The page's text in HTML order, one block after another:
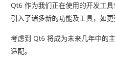
Qt6 作为我们正在使用的开发工
引入了诸多新的功能及工具，如
考虑到 Qt6 将成为未来几年中的
适配。